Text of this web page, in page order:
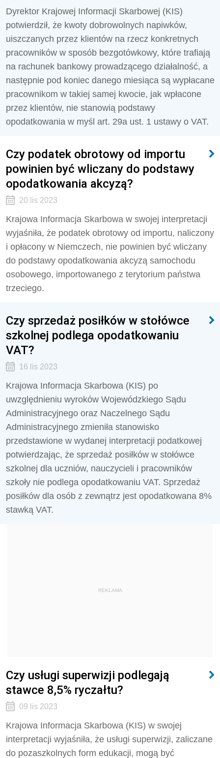
Dyrektor Krajowej Informacji Skarbowej (KIS)
potwierdził, że kwoty dobrowolnych napiwków,
uiszczanych przez klientów na rzecz konkretnych
pracowników w sposób bezgotówkowy, które trafiają
na rachunek bankowy prowadzącego działalność, a
następnie pod koniec danego miesiąca są wypłacane
pracownikom w takiej samej kwocie, jak wpłacone
przez klientów, nie stanowią podstawy
opodatkowania w myśl art. 29a ust. 1 ustawy o VAT.
Czy podatek obrotowy od importu
powinien być wliczany do podstawy
opodatkowania akcyzą?
20 lis 2023
Krajowa Informacja Skarbowa w swojej interpretacji
wyjaśniła, że podatek obrotowy od importu, naliczony
i opłacony w Niemczech, nie powinien być wliczany
do podstawy opodatkowania akcyzą samochodu
osobowego, importowanego z terytorium państwa
trzeciego.
Czy sprzedaż posiłków w stołówce
szkolnej podlega opodatkowaniu
VAT?
16 lis 2023
Krajowa Informacja Skarbowa (KIS) po
uwzględnieniu wyroków Wojewódzkiego Sądu
Administracyjnego oraz Naczelnego Sądu
Administracyjnego zmieniła stanowisko
przedstawione w wydanej interpretacji podatkowej
potwierdzając, że sprzedaż posiłków w stołówce
szkolnej dla uczniów, nauczycieli i pracowników
szkoły nie podlega opodatkowaniu VAT. Sprzedaż
posiłków dla osób z zewnątrz jest opodatkowana 8%
stawką VAT.
REKLAMA
Czy usługi superwizji podlegają
stawce 8,5% ryczałtu?
09 lis 2023
Krajowa Informacja Skarbowa (KIS) w swojej
interpretacji wyjaśniła, że usługi superwizji, zaliczane
do pozaszkolnych form edukacji, mogą być